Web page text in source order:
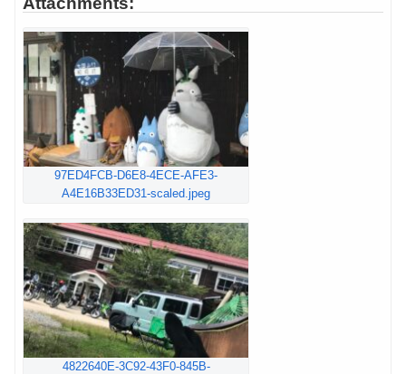
97ED4FCB-D6E8-4ECE-AFE3-
A4E16B33ED31-scaled.jpeg
4822640E-3C92-43F0-845B-